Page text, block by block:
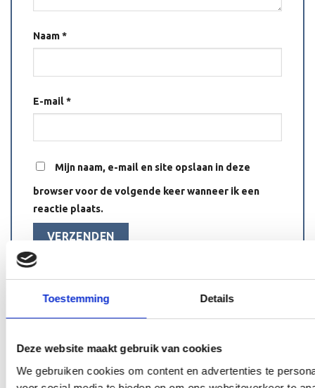
Toestemming Details
Deze website maakt gebruik van cookies
We gebruiken cookies om content en advertenties te
Naam*
E-mail*
Mijn naam, e-mail en site opslaan in deze
browser voor de volgende keer wanneer ik een
reactie plaats.
GERELATEERDE PRODUCTEN